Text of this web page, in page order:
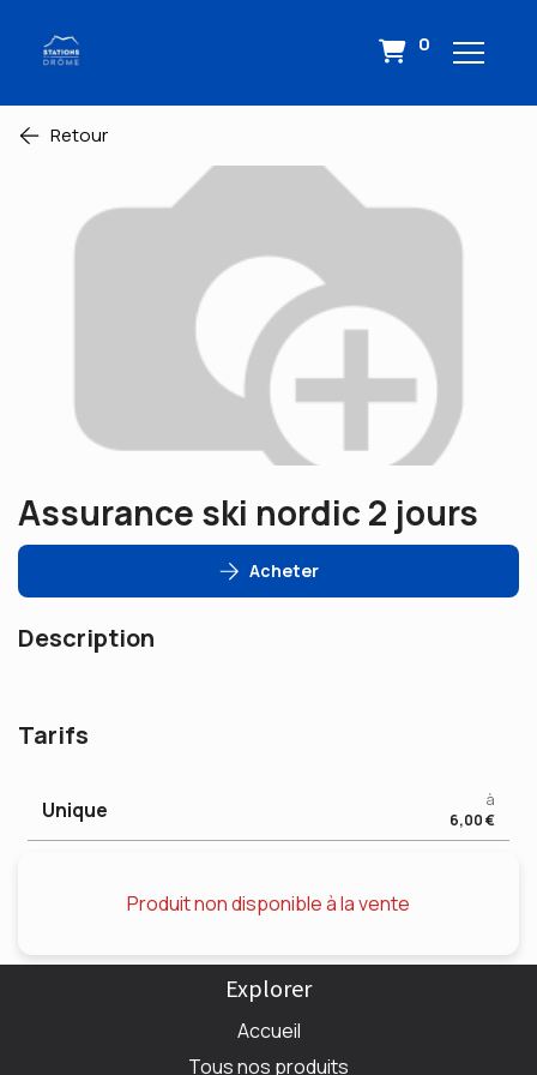
0
Retour
Assurance ski nordic 2 jours
Acheter
Description
Tarifs
Unique
à
6,00 €
Produit non disponible à la vente
Explorer
Accueil
Tous nos produits